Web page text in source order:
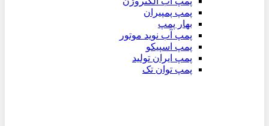
پمپ پمپیران
بهار پمپ
پمپ آب نوید موتور
پمپ اسپیکو
پمپ ایران تولید
پمپ توان تک